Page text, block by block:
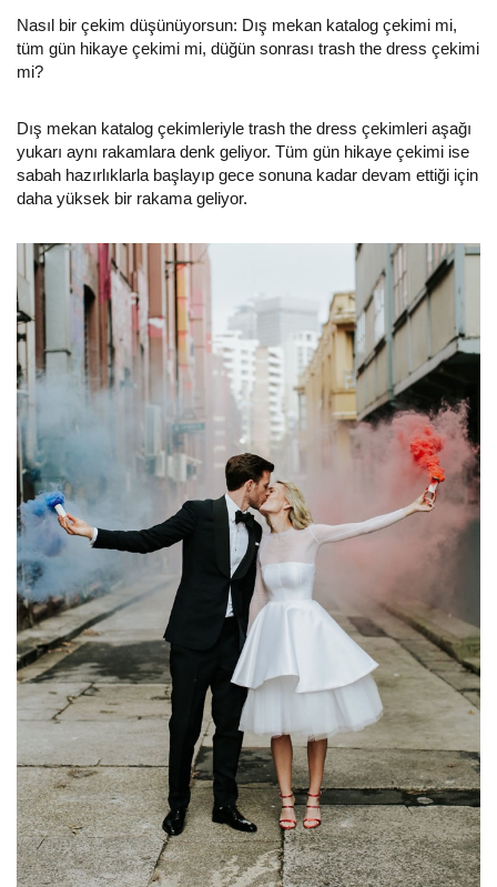
Nasıl bir çekim düşünüyorsun: Dış mekan katalog çekimi mi,
tüm gün hikaye çekimi mi, düğün sonrası trash the dress çekimi
mi?
Dış mekan katalog çekimleriyle trash the dress çekimleri aşağı
yukarı aynı rakamlara denk geliyor. Tüm gün hikaye çekimi ise
sabah hazırlıklarla başlayıp gece sonuna kadar devam ettiği için
daha yüksek bir rakama geliyor.